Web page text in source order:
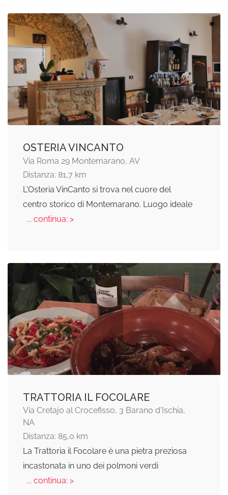
OSTERIA VINCANTO
Via Roma 29 Montemarano, AV
Distanza: 81,7 km
L'Osteria VinCanto si trova nel cuore del
centro storico di Montemarano. Luogo ideale
... continua: >
TRATTORIA IL FOCOLARE
Via Cretajo al Crocefisso, 3 Barano d'Ischia,
NA
Distanza: 85,0 km
La Trattoria il Focolare è una pietra preziosa
incastonata in uno dei polmoni verdi
... continua: >